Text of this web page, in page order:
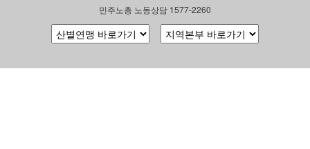
민주노총 노동상담 1577-2260